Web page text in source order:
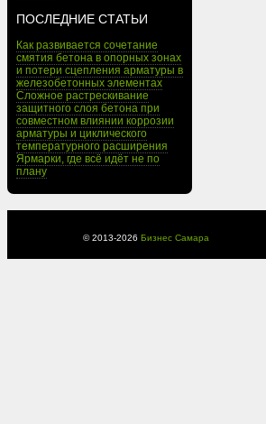
ПОСЛЕДНИЕ СТАТЬИ
Как развивается сочетание
смятия бетона в опорных зонах
и потери сцепления арматуры в
железобетонных элементах
Сложное растрескивание
защитного слоя бетона при
совместном влиянии коррозии
арматуры и циклического
температурного расширения
Ярмарки, где всё идёт не по
плану
© 2013-2026 Бизнес Самара